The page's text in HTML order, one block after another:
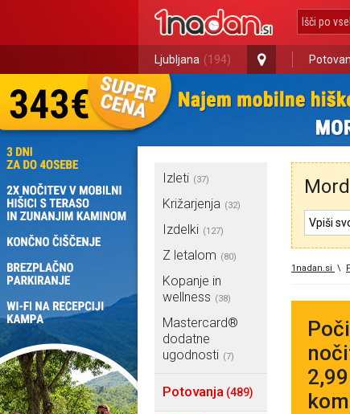
Ljubljana (194)
Izleti (37)
Križarjenja (32)
Izdelki (127)
Z letalom (80)
Kopanje in
wellness (38)
Mastercard®
dodatne
ugodnosti (7)
Potovanja (489)
1nadan.si \